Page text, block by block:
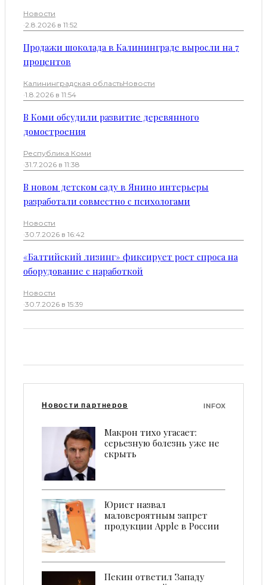
Новости
·2.8.2026 в 11:52
Продажи шоколада в Калининграде выросли на 7
процентов
Калининградская областьНовости
·1.8.2026 в 11:54
В Коми обсудили развитие деревянного
домостроения
Республика Коми
·31.7.2026 в 11:38
В новом детском саду в Янино интерьеры
разработали совместно с психологами
Новости
·30.7.2026 в 16:42
«Балтийский лизинг» фиксирует рост спроса на
оборудование с наработкой
Новости
·30.7.2026 в 15:39
Новости партнеров INFOX
Макрон тихо угасает:
серьезную болезнь уже не
скрыть
Юрист назвал
маловероятным запрет
продукции Apple в России
Пекин ответил Западу